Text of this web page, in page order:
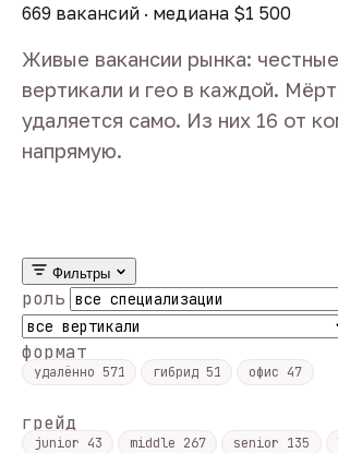
669 вакансий · медиана $1 500
Живые вакансии рынка:
вертикали и гео в каждой.
удаляется само. Из них 16 от
напрямую.
Фильтры
роль
формат
удалённо 571 гибрид 51 офис 47
грейд
junior 43 middle 267 senior 135